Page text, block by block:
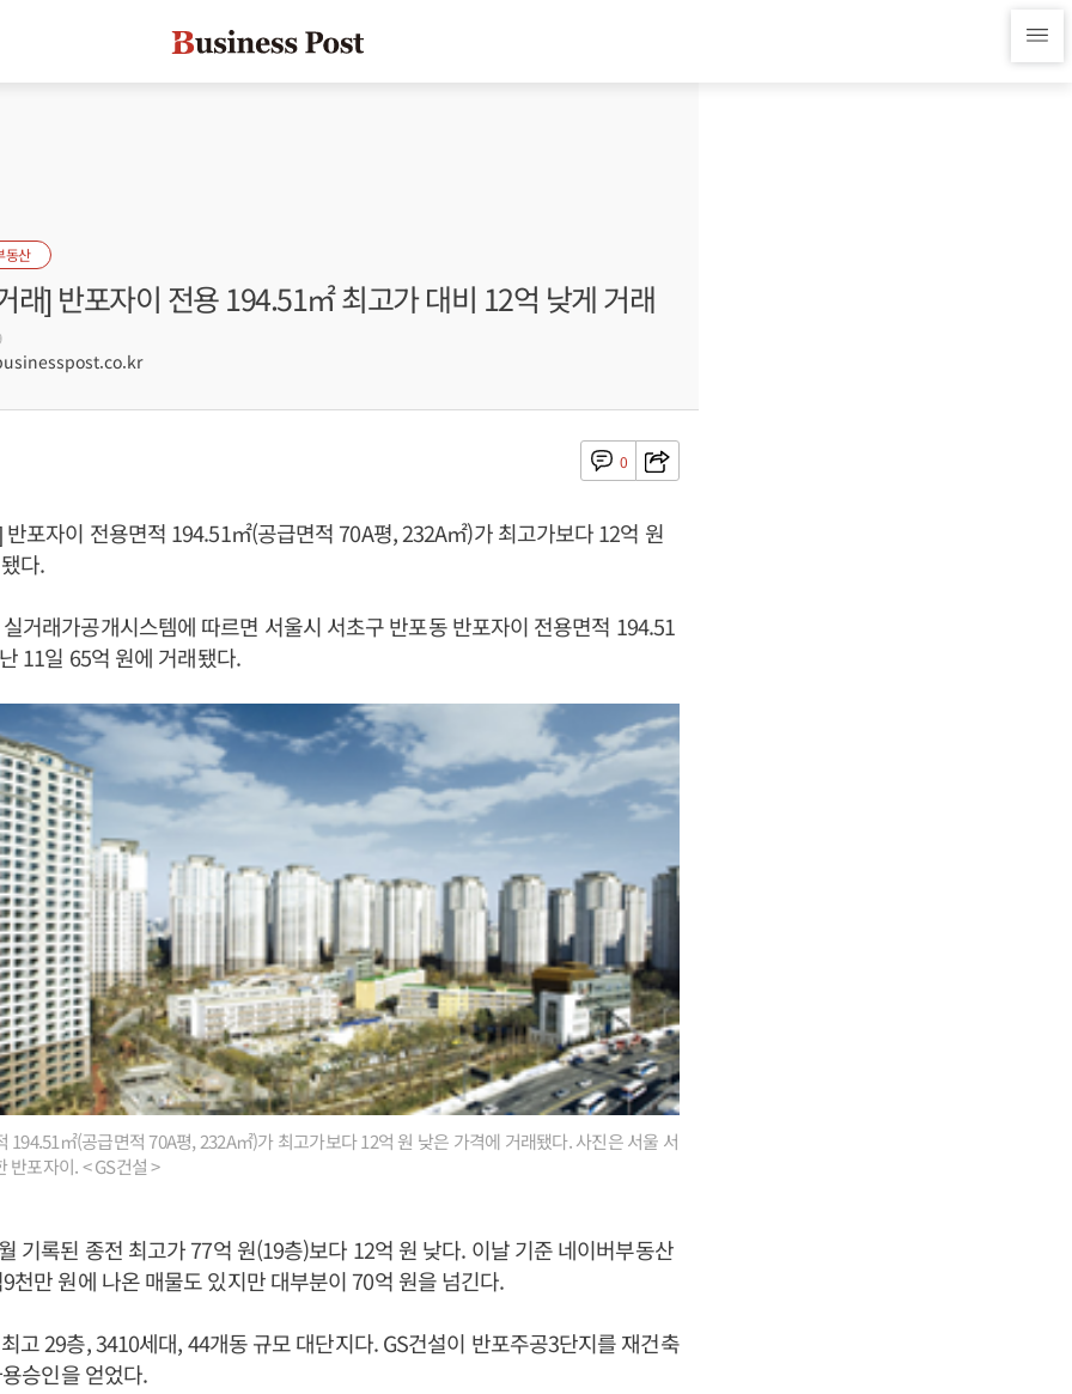
동산
래] 반포자이 전용 194.51㎡ 최고가 대비 12억 낮게 거래
0
포자이 전용면적 194.51㎡(공급면적 70A평, 232A㎡)가 최고가보다 12억 원
다.
거래가공개시스템에 따르면 서울시 서초구 반포동 반포자이 전용면적 194.51
11일 65억 원에 거래됐다.
㎡(공급면적 70A평, 232A㎡)가 최고가보다 12억 원 낮은 가격에 거래됐다. 사진은 서울 서
반포자이. < GS건설 >
기록된 종전 최고가 77억 원(19층)보다 12억 원 낮다. 이날 기준 네이버부동산
천만 원에 나온 매물도 있지만 대부분이 70억 원을 넘긴다.
고 29층, 3410세대, 44개동 규모 대단지다. GS건설이 반포주공3단지를 재건축
승인을 얻었다.